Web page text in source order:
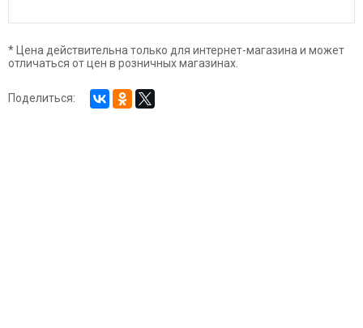
* Цена действительна только для интернет-магазина и может
отличаться от цен в розничных магазинах.
Поделиться: